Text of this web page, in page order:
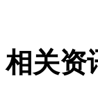
相关资